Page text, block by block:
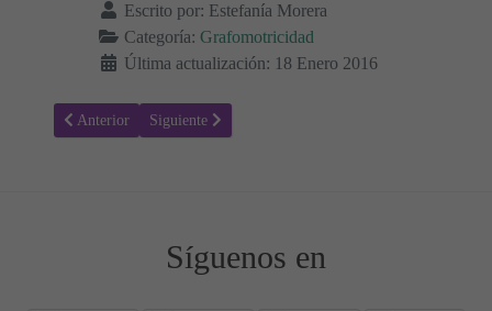
Escrito por: Estefanía Morera
Categoría: Grafomotricidad
Última actualización: 18 Enero 2016
Artículo anterior: La Tarta - Rellenar con Color sin Salir del
Anterior Artículo siguiente: Trazos Verticales - La Piñata
Siguiente
Síguenos en